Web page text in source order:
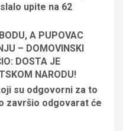
upite na 62
A PUPOVAC
– DOMOVINSKI
DOSTA JE
NARODU!
su odgovorni za to
završio odgovarat će